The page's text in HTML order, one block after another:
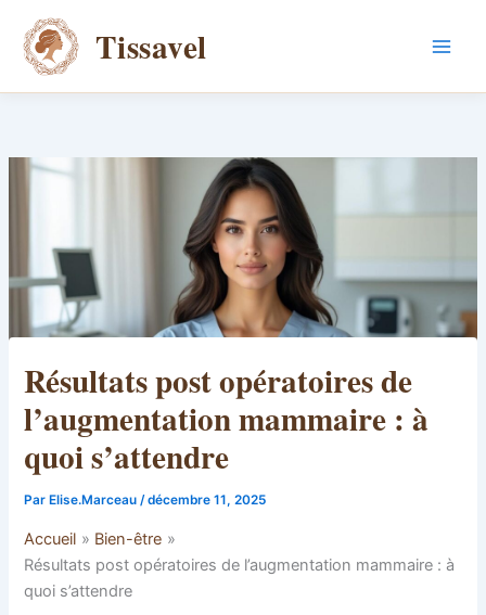
contenu
Tissavel
Résultats post opératoires de
l’augmentation mammaire : à
quoi s’attendre
Par Elise.Marceau/décembre 11, 2025
Accueil
Bien-être
Résultats post opératoires de l’augmentation mammaire : à
quoi s’attendre